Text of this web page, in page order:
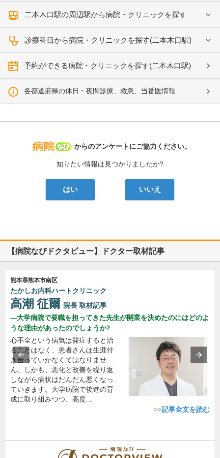
二本木口駅の周辺駅から病院・クリニックを探す
診療科目から病院・クリニックを探す(二本木口駅)
予約ができる病院・クリニックを探す(二本木口駅)
各都道府県の休日・夜間診療、救急、当番医情報
病院なび
からのアンケートにご協力ください。
知りたい情報は見つかりましたか?
はい いいえ
【病院なびドクタビュー】ドクター取材記事
熊本県熊本市南区
たかしお内科ハートクリニック
高潮 征爾 院長 取材記事
大学病院で要職を担ってきた先生が開業を決めたのにはどのよ
うな理由があったのでしょうか?
心不全という病気は発症すると治
ることはなく、患者さんは生涯付
き合っていかなくてはなりませ
ん。しかも、悪化と改善を繰り返
しながら病状はだんだん悪くなっ
ていきます。大学病院で後進の育
成に取り組みつつ、高度…
>>記事全文を読む